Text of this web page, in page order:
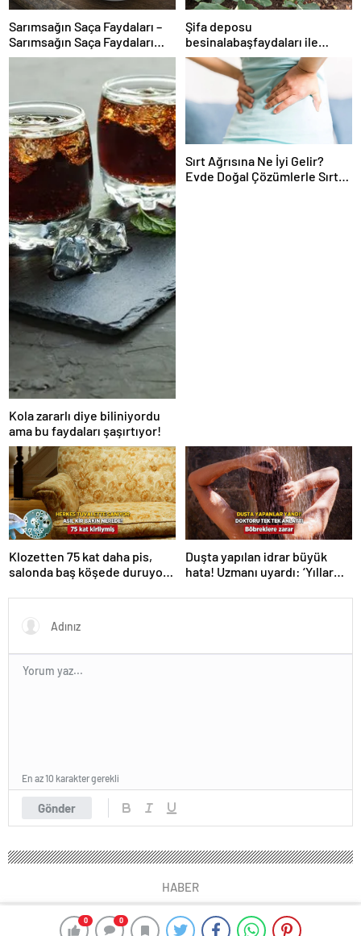
0 0
Sarımsağın Saça Faydaları –
Sarımsağın Saça Faydaları
Nelerdir, Nasıl Uygulanır?
Şifa deposu
besinalabaşfaydaları ile
şaşırtıyor! İşte kanserden
koruyan mucize besin
Kola zararlı diye biliniyordu
ama bu faydaları şaşırtıyor!
Sırt Ağrısına Ne İyi Gelir?
Evde Doğal Çözümlerle Sırt
Klozetten 75 kat daha pis,
salonda baş köşede duruyor!
Duşta yapılan idrar büyük
hata! Uzmanı uyardı: ‘Yıllar
Gönder
En az 10 karakter gerekli
HABER